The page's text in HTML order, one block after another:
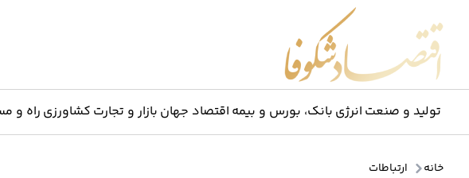
تولید و صنعت انرژی بانک، بورس و بیمه اقتصاد جهان بازار و تجارت کشاورزی راه و
خانه ارتباطات